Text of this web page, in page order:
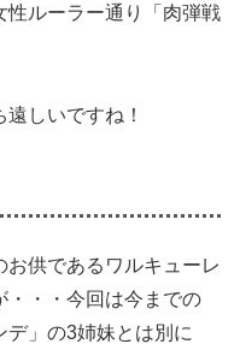
性ルーラー通り「肉弾戦
しいですね！
供であるワルキューレ
・・・今回は今までの
デ」の3姉妹とは別に